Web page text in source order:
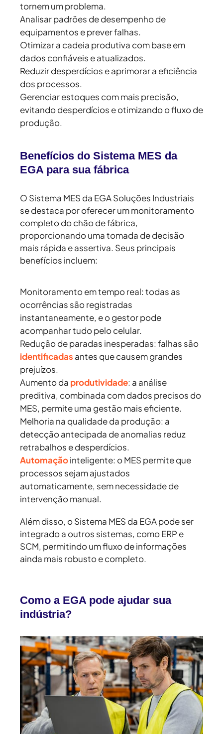
tornem um problema.
Analisar padrões de desempenho de
equipamentos e prever falhas.
Otimizar a cadeia produtiva com base em
dados confiáveis e atualizados.
Reduzir desperdícios e aprimorar a eficiência
dos processos.
Gerenciar estoques com mais precisão,
evitando desperdícios e otimizando o fluxo de
produção.
Benefícios do Sistema MES da
EGA para sua fábrica
O Sistema MES da EGA Soluções Industriais
se destaca por oferecer um monitoramento
completo do chão de fábrica,
proporcionando uma tomada de decisão
mais rápida e assertiva. Seus principais
benefícios incluem:
Monitoramento em tempo real:todas as
ocorrências são registradas
instantaneamente, e o gestor pode
acompanhar tudo pelo celular.
Redução de paradas inesperadas:falhas são
identificadas antes que causem grandes
prejuízos.
Aumento da produtividade: a análise
preditiva, combinada com dados precisos do
MES, permite uma gestão mais eficiente.
Melhoria na qualidade da produção: a
detecção antecipada de anomalias reduz
retrabalhos e desperdícios.
Automaçãointeligente: o MES permite que
processos sejam ajustados
automaticamente, sem necessidade de
intervenção manual.
Além disso, o Sistema MES da EGA pode ser
integrado a outros sistemas, como ERP e
SCM, permitindo um fluxo de informações
ainda mais robusto e completo.
Como a EGA pode ajudar sua
indústria?